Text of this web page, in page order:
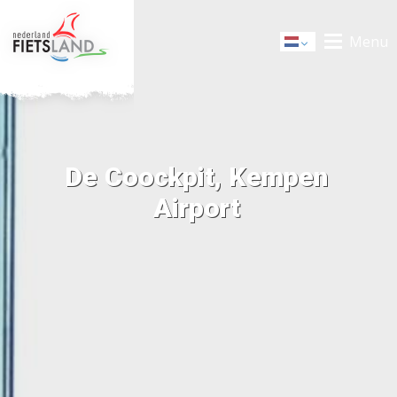
Dutch
De Coockpit, Kempen
Airport